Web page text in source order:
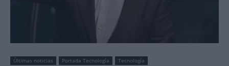
Últimas noticias Portada Tecnología Tecnología